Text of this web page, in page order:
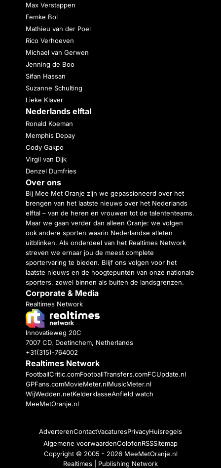
Max Verstappen
Femke Bol
Mathieu van der Poel
Rico Verhoeven
Michael van Gerwen
Jenning de Boo
Sifan Hassan
Suzanne Schulting
Lieke Klaver
Nederlands elftal
Ronald Koeman
Memphis Depay
Cody Gakpo
Virgil van Dijk
Denzel Dumfries
Over ons
Bij Mee Met Oranje zijn we gepassioneerd over het
brengen van het laatste nieuws over het Nederlands
elftal – van de heren en vrouwen tot de talententeams.
Maar we gaan verder dan alleen Oranje: we volgen
ook andere sporten waarin Nederlandse atleten
uitblinken. Als onderdeel van het Realtimes Network
streven we ernaar jou de meest complete
sportervaring te bieden. Blijf ons volgen voor het
laatste nieuws en de hoogtepunten van onze nationale
sporters, zowel binnen als buiten de landsgrenzen.
Corporate & Media
Realtimes Network
Innovatieweg 20C
7007 CD, Doetinchem, Netherlands
+31(315)-764002
Realtimes Network
FootballCritic.comFootballTransfers.comFCUpdate.nl
GPFans.comMovieMeter.nlMusicMeter.nl
WijWedden.netKelderklasseAnfield watch
MeeMetOranje.nl
AdverterenContactVacaturesPrivacyHuisregels
Algemene voorwaardenColofonRSSSitemap
Copyright © 2005 - 2026 MeeMetOranje.nl
Realtimes | Publishing Network